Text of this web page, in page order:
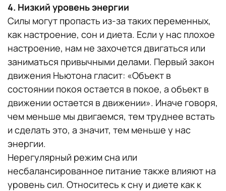
4. Низкий уровень энергии
Силы могут пропасть из-за таких переменных,
как настроение, сон и диета. Если у нас плохое
настроение, нам не захочется двигаться или
заниматься привычными делами. Первый закон
движения Ньютона гласит: «Объект в
состоянии покоя остается в покое, а объект в
движении остается в движении». Иначе говоря,
чем меньше мы двигаемся, тем труднее встать
и сделать это, а значит, тем меньше у нас
энергии.
Нерегулярный режим сна или
несбалансированное питание также влияют на
уровень сил. Относитесь к сну и диете как к